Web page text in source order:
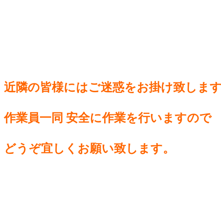
近隣の皆様にはご迷惑をお掛け致しま
作業員一同 安全に作業を行いますので
どうぞ宜しくお願い致します。